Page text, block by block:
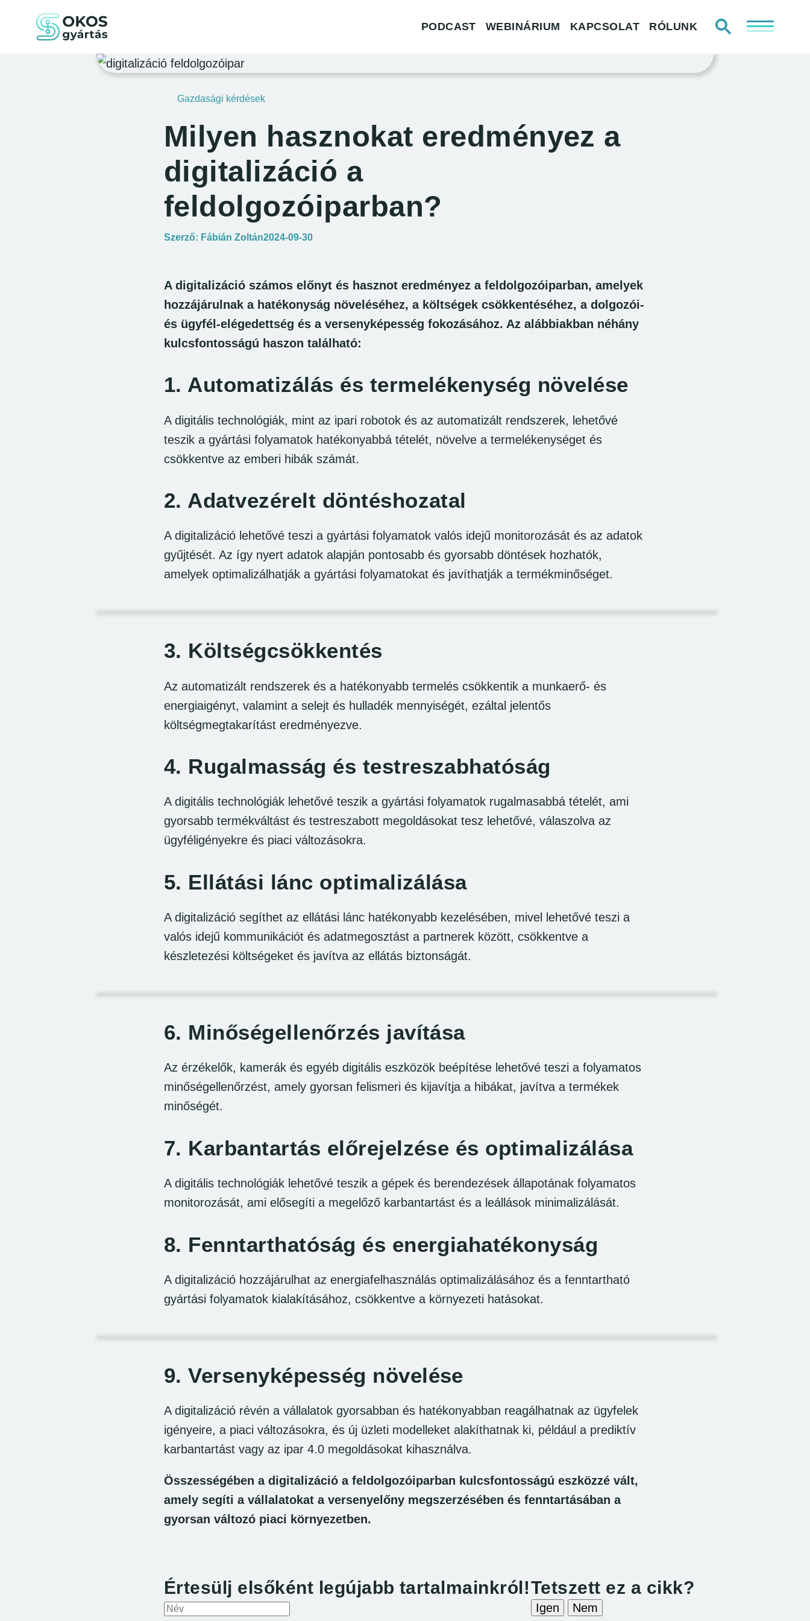
Kezdőlap PODCAST WEBINÁRIUM KAPCSOLAT RÓLUNK Keresés
KEZDŐLAP
Gazdasági kérdések
Milyen hasznokat eredményez a
digitalizáció a
feldolgozóiparban?
Szerző: Fábián ZoltánMegjelent:
2024-09-30
A digitalizáció számos előnyt és hasznot eredményez a feldolgozóiparban, amelyek
hozzájárulnak a hatékonyság növeléséhez, a költségek csökkentéséhez, a dolgozói-
és ügyfél-elégedettség és a versenyképesség fokozásához. Az alábbiakban néhány
kulcsfontosságú haszon található:
1. Automatizálás és termelékenység növelése
A digitális technológiák, mint az ipari robotok és az automatizált rendszerek, lehetővé
teszik a gyártási folyamatok hatékonyabbá tételét, növelve a termelékenységet és
csökkentve az emberi hibák számát.
2. Adatvezérelt döntéshozatal
A digitalizáció lehetővé teszi a gyártási folyamatok valós idejű monitorozását és az adatok
gyűjtését. Az így nyert adatok alapján pontosabb és gyorsabb döntések hozhatók,
amelyek optimalizálhatják a gyártási folyamatokat és javíthatják a termékminőséget.
3. Költségcsökkentés
Az automatizált rendszerek és a hatékonyabb termelés csökkentik a munkaerő- és
energiaigényt, valamint a selejt és hulladék mennyiségét, ezáltal jelentős
költségmegtakarítást eredményezve.
4. Rugalmasság és testreszabhatóság
A digitális technológiák lehetővé teszik a gyártási folyamatok rugalmasabbá tételét, ami
gyorsabb termékváltást és testreszabott megoldásokat tesz lehetővé, válaszolva az
ügyféligényekre és piaci változásokra.
5. Ellátási lánc optimalizálása
A digitalizáció segíthet az ellátási lánc hatékonyabb kezelésében, mivel lehetővé teszi a
valós idejű kommunikációt és adatmegosztást a partnerek között, csökkentve a
készletezési költségeket és javítva az ellátás biztonságát.
6. Minőségellenőrzés javítása
Az érzékelők, kamerák és egyéb digitális eszközök beépítése lehetővé teszi a folyamatos
minőségellenőrzést, amely gyorsan felismeri és kijavítja a hibákat, javítva a termékek
minőségét.
7. Karbantartás előrejelzése és optimalizálása
A digitális technológiák lehetővé teszik a gépek és berendezések állapotának folyamatos
monitorozását, ami elősegíti a megelőző karbantartást és a leállások minimalizálását.
8. Fenntarthatóság és energiahatékonyság
A digitalizáció hozzájárulhat az energiafelhasználás optimalizálásához és a fenntartható
gyártási folyamatok kialakításához, csökkentve a környezeti hatásokat.
9.Versenyképesség növelése
A digitalizáció révén a vállalatok gyorsabban és hatékonyabban reagálhatnak az ügyfelek
igényeire, a piaci változásokra, és új üzleti modelleket alakíthatnak ki, például a prediktív
karbantartást vagy az ipar 4.0 megoldásokat kihasználva.
Összességében a digitalizáció a feldolgozóiparban kulcsfontosságú eszközzé vált,
amely segíti a vállalatokat a versenyelőny megszerzésében és fenntartásában a
gyorsan változó piaci környezetben.
Cikk interaktív űrlapjai
Értesülj elsőként legújabb tartalmainkról!
A neved
Tetszett ez a cikk?
Igen Nem